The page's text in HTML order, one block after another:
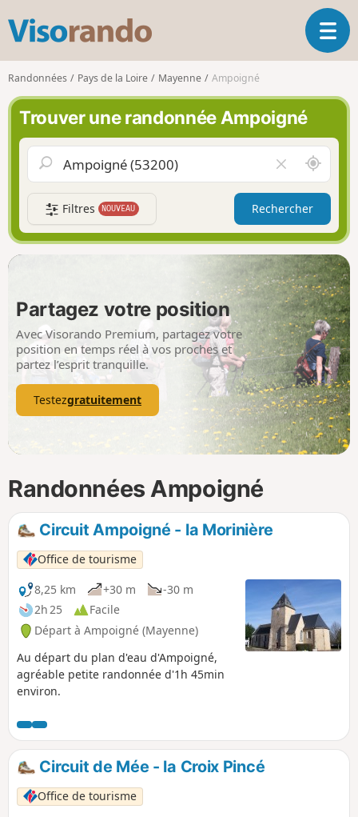
s
o
r
n
d
o
O
u
l
a
i
g
a
t
i
o
n
Randonnées Pays de la Loire Mayenne Ampoigné
Trouver une randonnée Ampoigné
i
d
e
r
l
e
c
h
a
m
p
A
u
t
u
r
d
e
m
o
i
Filtres NOUVEAU Rechercher
Partagez votre position
Avec Visorando Premium, partagez votre
position en temps réel à vos proches et
partez l’esprit tranquille.
Testezgratuitement
Randonnées Ampoigné
Circuit Ampoigné - la Morinière
Office de tourisme
8,25 km
+30 m
-30 m
2h 25
Facile
Départ à Ampoigné (Mayenne)
Au départ du plan d'eau d'Ampoigné,
agréable petite randonnée d'1h 45min
environ.
Circuit de Mée - la Croix Pincé
Office de tourisme